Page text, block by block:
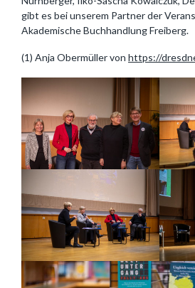
gibt es bei unserem Partner der
Akademische Buchhandlung Freiberg.
(1) Anja Obermüller von https://